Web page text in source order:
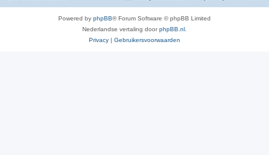
Powered by phpBB® Forum Software © phpBB Limited
Nederlandse vertaling doorphpBB.nl
Privacy | Gebruikersvoorwaarden